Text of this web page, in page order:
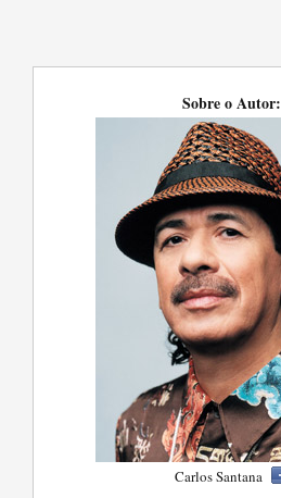
Sobre o Autor:
Carlos Santana